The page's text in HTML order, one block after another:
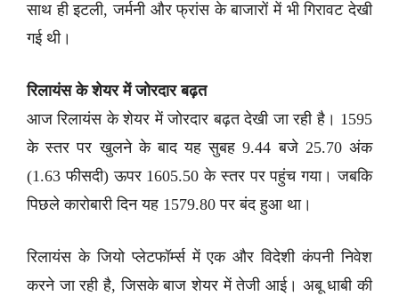
साथ ही इटली, जर्मनी और फ्रांस के बाजारों में भी गिरावट देखी
गई थी।
रिलायंस के शेयर में जोरदार बढ़त
आज रिलायंस के शेयर में जोरदार बढ़त देखी जा रही है। 1595
के स्तर पर खुलने के बाद यह सुबह 9.44 बजे 25.70 अंक
(1.63 फीसदी) ऊपर 1605.50 के स्तर पर पहुंच गया। जबकि
पिछले कारोबारी दिन यह 1579.80 पर बंद हुआ था।
रिलायंस के जियो प्लेटफॉर्म्स में एक और विदेशी कंपनी निवेश
करने जा रही है, जिसके बाज शेयर में तेजी आई। अबू धाबी की